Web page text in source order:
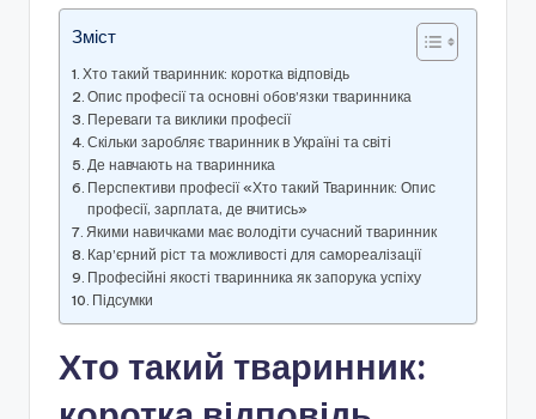
Зміст
Хто такий тваринник: коротка відповідь
Опис професії та основні обов’язки тваринника
Переваги та виклики професії
Скільки заробляє тваринник в Україні та світі
Де навчають на тваринника
Перспективи професії «Хто такий Тваринник: Опис
професії, зарплата, де вчитись»
Якими навичками має володіти сучасний тваринник
Кар’єрний ріст та можливості для самореалізації
Професійні якості тваринника як запорука успіху
Підсумки
Хто такий тваринник: